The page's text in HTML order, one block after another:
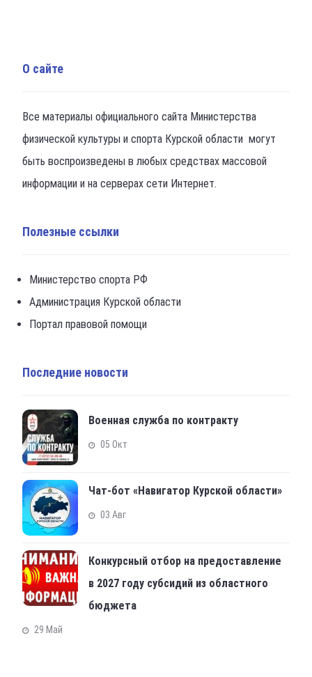
О сайте
Все материалы официального сайта Министерства
физической культуры и спорта Курской области могут
быть воспроизведены в любых средствах массовой
информации и на серверах сети Интернет.
Полезные ссылки
Министерство спорта РФ
Администрация Курской области
Портал правовой помощи
Последние новости
Военная служба по контракту
05 Окт
Чат-бот «Навигатор Курской области»
03 Авг
Конкурсный отбор на предоставление
в 2027 году субсидий из областного
бюджета
29 Май